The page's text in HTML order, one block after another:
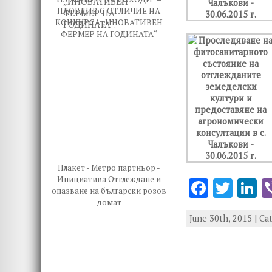
ПЛОВДИВ С ОТЛИЧИЕ НА
КОНКУРСА „ИНОВАТИВЕН
ФЕРМЕР НА ГОДИНАТА“
Плакет - Метро партньор -
Инициатива Отглеждане и
опазване на български розов
домат
F
ac
e
T
it k
June 30th, 2015 |